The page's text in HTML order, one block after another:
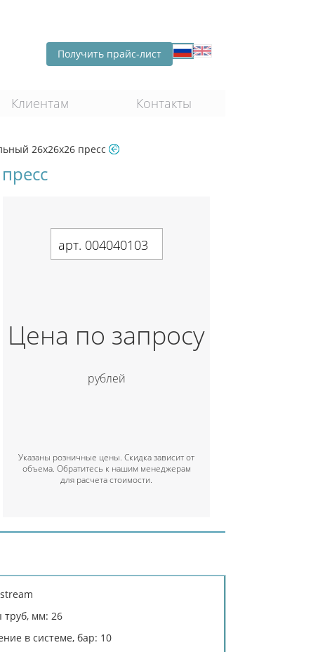
Получить прайс-лист
Клиентам Контакты
26х26х26 пресс
арт. 004040103
Цена по запросу
рублей
Указаны розничные цены. Скидка зависит от
объема. Обратитесь к нашим менеджерам
для расчета стоимости.
мм: 26
в системе, бар: 10